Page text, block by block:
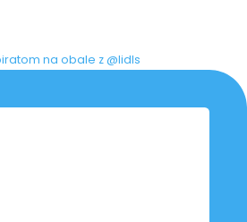
na obale z @lidls